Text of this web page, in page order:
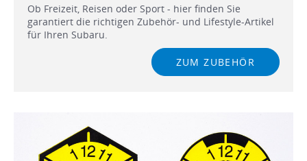
Ob Freizeit, Reisen oder Sport - hier finden Sie
garantiert die richtigen Zubehör- und Lifestyle-Artikel
für Ihren Subaru.
ZUM ZUBEHÖR